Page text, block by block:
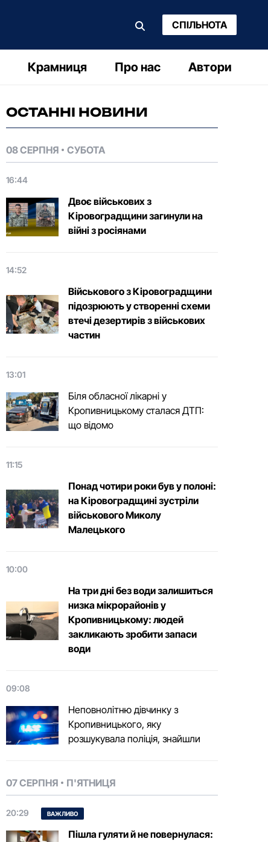
СПІЛЬНОТА
Крамниця Про нас Автори
ОСТАННІ НОВИНИ
08 СЕРПНЯ СУБОТА
16:44
Двоє військових з
Кіровоградщини загинули на
війні з росіянами
14:52
Військового з Кіровоградщини
підозрюють у створенні схеми
втечі дезертирів з військових
частин
13:01
Біля обласної лікарні у
Кропивницькому сталася ДТП:
що відомо
11:15
Понад чотири роки був у полоні:
на Кіровоградщині зустріли
військового Микoлу
Малецькoгo
10:00
На три дні без води залишиться
низка мікрорайонів у
Кропивницькому: людей
закликають зробити запаси
води
09:08
Неповнолітню дівчинку з
Кропивницького, яку
розшукувала поліція, знайшли
07 СЕРПНЯ П'ЯТНИЦЯ
20:29 ВАЖЛИВО
Пішла гуляти й не повернулася: